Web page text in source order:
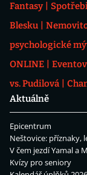
Fantasy
Blesku
psychologické
ONLINE
vs. Pudilová
Aktuálně
Epicentrum
Neštovice: příznaky,
V čem jezdí Yamal a
Kvízy pro seniory